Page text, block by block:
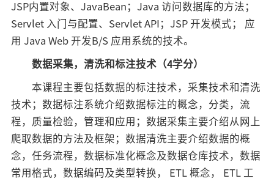
JSP内置对象、JavaBean；Java 访问数据库的方法；
Servlet 入门与配置、Servlet API；JSP 开发模式； 应
用 Java Web 开发B/S 应用系统的技术。
数据采集，清洗和标注技术（4学分）
本课程主要包括数据的标注技术，采集技术和清洗
技术；数据标注系统介绍数据标注的概念，分类，流
程，质量检验，管理和应用；数据采集主要介绍从网上
爬取数据的方法及框架；数据清洗主要介绍数据的概
念，任务流程，数据标准化概念及数据仓库技术，数据
常用格式，数据编码及类型转换， ETL 概念， ETL 工